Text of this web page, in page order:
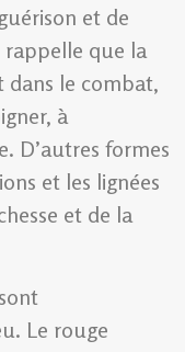
et de
que la
dans le combat,
à
D’autres formes
et les lignées
et de la
Le rouge